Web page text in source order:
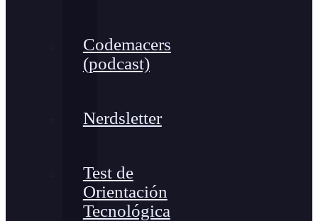
Codemacers
(podcast)
Nerdsletter
Test de
Orientación
Tecnológica